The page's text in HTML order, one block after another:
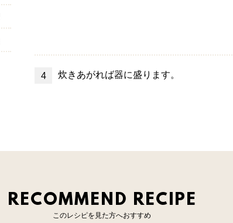
炊きあがれば器に盛ります。
RECOMMEND RECIPE
このレシピを見た方へおすすめ